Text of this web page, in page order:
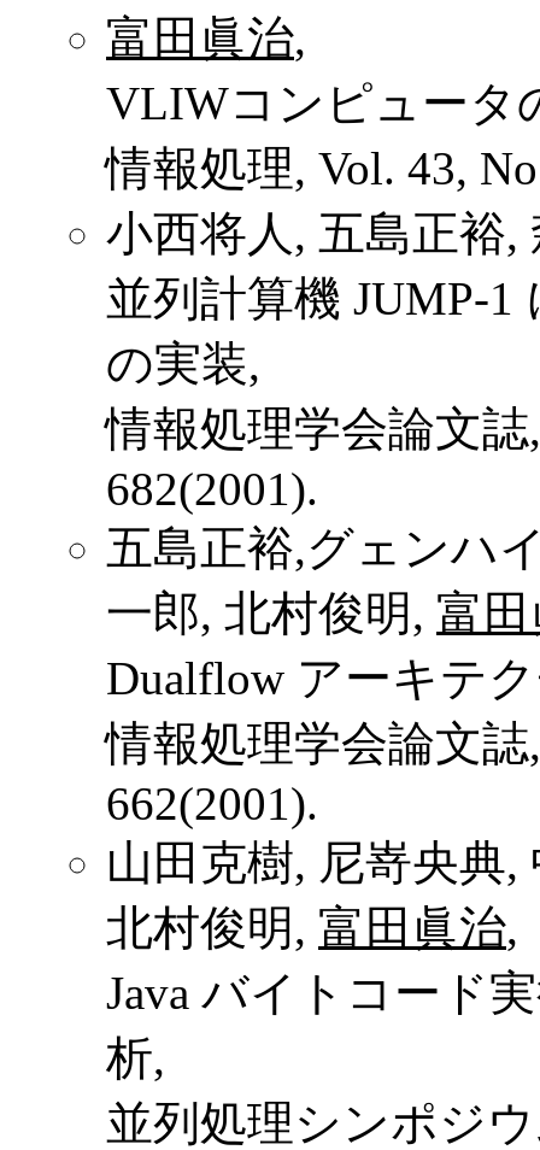
富田眞治,
VLIWコンピュータ
情報処理, Vol. 43,
小西将人, 五島正裕
並列計算機 JUMP-
の実装,
情報処理学会論文誌
682(2001).
五島正裕,グェンハ
一郎, 北村俊明, 富
Dualflow アーキテ
情報処理学会論文誌
662(2001).
山田克樹, 尼嵜央典,
北村俊明, 富田眞治,
Java バイトコード
析,
並列処理シンポジウ